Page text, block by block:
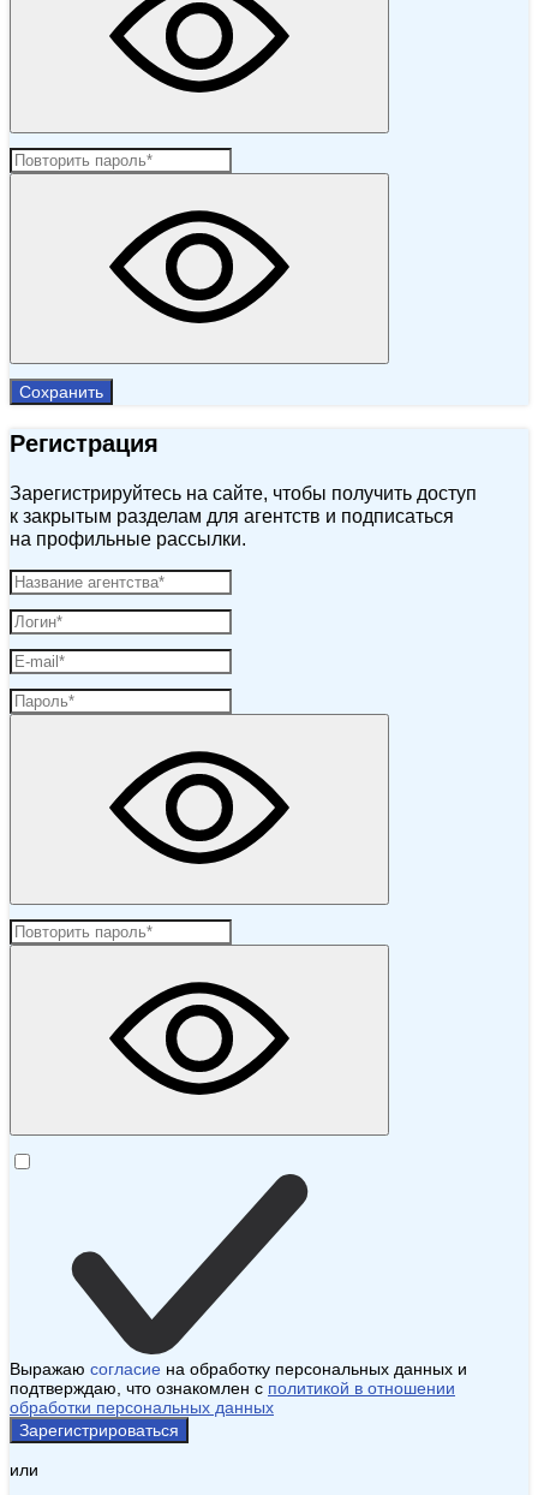
Сохранить
Регистрация
Зарегистрируйтесь на сайте, чтобы получить доступ
к закрытым разделам для агентств и подписаться
на профильные рассылки.
Выражаю согласие на обработку персональных данных и
подтверждаю, что ознакомлен с политикой в отношении
обработки персональных данных
Зарегистрироваться
или